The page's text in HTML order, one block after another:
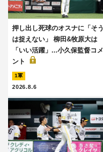
押し出し死球のオスナに「そう
は捉えない」 柳田&牧原大は
「いい活躍」...小久保監督コメ
ント
1軍
2026.8.6